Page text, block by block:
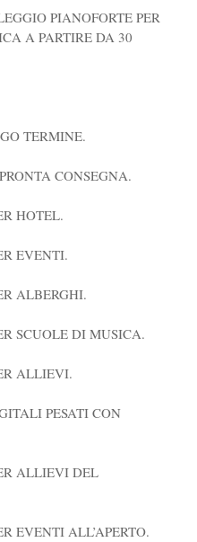
PIANOFORTE PER
A PARTIRE DA 30
TERMINE.
CONSEGNA.
HOTEL.
EVENTI.
ALBERGHI.
SCUOLE DI MUSICA.
ALLIEVI.
PESATI CON
ALLIEVI DEL
EVENTI ALL’APERTO.